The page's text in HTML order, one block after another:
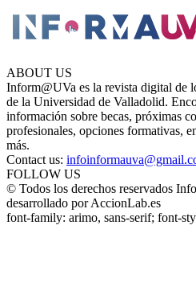
ABOUT US
Inform@UVa es la revista digital de
de la Universidad de Valladolid.
información sobre becas, próximas
profesionales, opciones formativas,
más.
Contact us:
FOLLOW US
© Todos los derechos reservados
desarrollado por AccionLab.es
font-family: arimo, sans-serif; font-